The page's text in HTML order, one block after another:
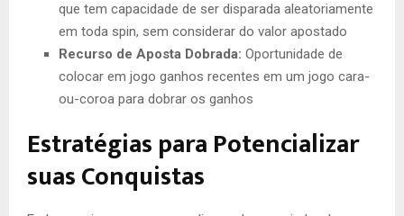
que tem capacidade de ser disparada aleatoriamente
em toda spin, sem considerar do valor apostado
Recurso de Aposta Dobrada: Oportunidade de
colocar em jogo ganhos recentes em um jogo cara-
ou-coroa para dobrar os ganhos
Estratégias para Potencializar
suas Conquistas